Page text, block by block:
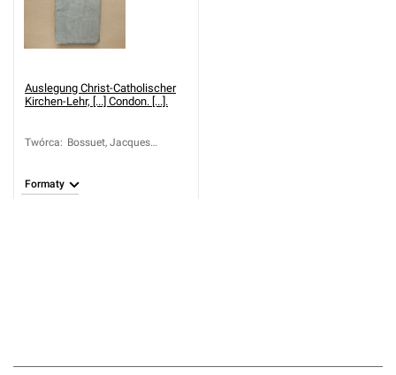
Auslegung Christ-Catholischer
Kirchen-Lehr, [...] Condon. [...].
Twórca: Bossuet, Jacques
von (1677-1751)
Formaty